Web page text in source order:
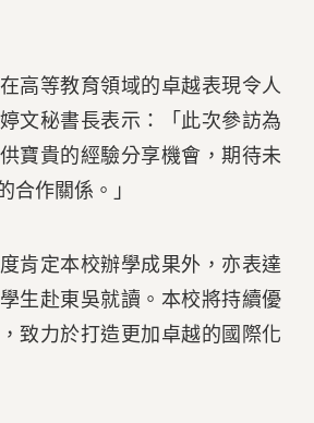
等教育領域的卓越表現令人
文秘書長表示：「此次參訪為
寶貴的經驗分享機會，期待未
合作關係。」
定本校辦學成果外，亦表達
生赴東吳就讀。本校將持續優
致力於打造更加卓越的國際化